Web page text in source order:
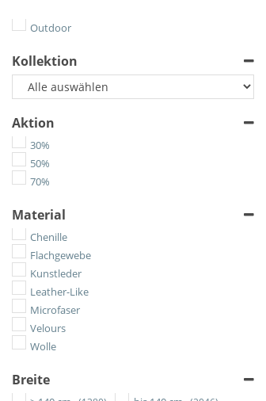
Outdoor
Kollektion
Aktion
30%
50%
70%
Material
Chenille
Flachgewebe
Kunstleder
Leather-Like
Microfaser
Velours
Wolle
Breite